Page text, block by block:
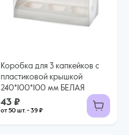
Коробка для 3 капкейков с
пластиковой крышкой
240*100*100 мм БЕЛАЯ
43 ₽
от 50 шт. - 39 ₽